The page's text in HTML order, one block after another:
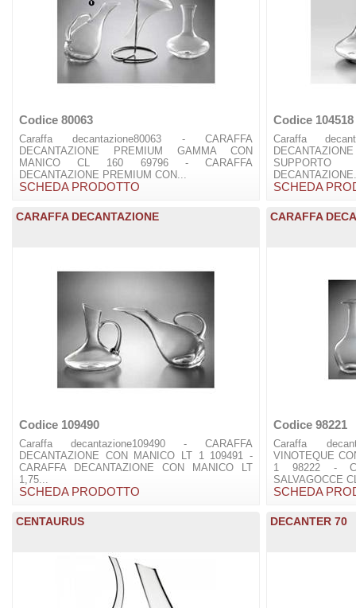
Codice 80063
Caraffa decantazione80063 - CARAFFA
DECANTAZIONE PREMIUM GAMMA CON
MANICO CL 160 69796 - CARAFFA
DECANTAZIONE PREMIUM CON...
SCHEDA PRODOTTO
Codice 104518
Caraffa
SCHEDA
CARAFFA DECANTAZIONE
Codice 109490
Caraffa decantazione109490 - CARAFFA
DECANTAZIONE CON MANICO LT 1 109491 -
CARAFFA DECANTAZIONE CON MANICO LT
1,75...
SCHEDA PRODOTTO
CARAFFA
Codice 98221
Caraffa
VINOTEQUE
1 98222 -
SALVAGOCCE
SCHEDA
CENTAURUS DECANTER 70